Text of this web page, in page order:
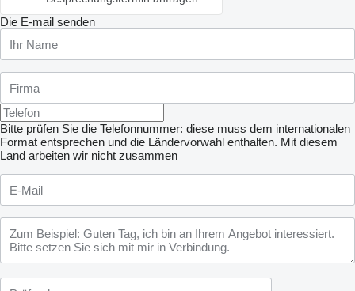
Die E-mail senden
Bitte prüfen Sie die Telefonnummer: diese muss dem internationalen
Format entsprechen und die Ländervorwahl enthalten. Mit diesem
Land arbeiten wir nicht zusammen